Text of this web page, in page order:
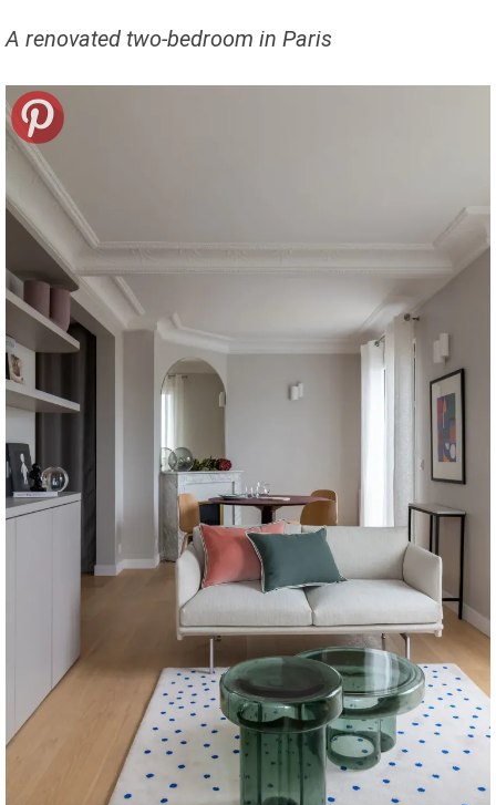
A renovated two-bedroom in Paris